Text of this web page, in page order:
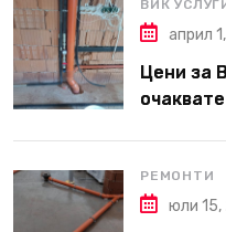
ВИК
април
Цени за
РЕМОНТИ
юли